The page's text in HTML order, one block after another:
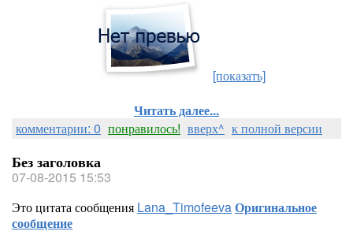
[показать]
Читать далее...
комментарии: 0 понравилось! вверх^ к полной версии
Без заголовка
07-08-2015 15:53
Это цитата сообщения Lana_TimofeevaОригинальное
сообщение